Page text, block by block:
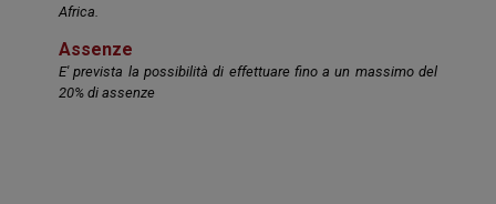
Africa.
Assenze
E' prevista la possibilità di effettuare fino a un massimo del
20% di assenze